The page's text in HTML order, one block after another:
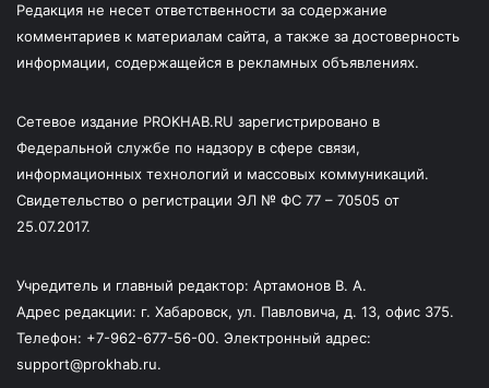
Редакция не несет ответственности за содержание
комментариев к материалам сайта, а также за достоверность
информации, содержащейся в рекламных объявлениях.
Сетевое издание PROKHAB.RU зарегистрировано в
Федеральной службе по надзору в сфере связи,
информационных технологий и массовых коммуникаций.
Свидетельство о регистрации ЭЛ № ФС 77 – 70505 от
25.07.2017.
Учредитель и главный редактор: Артамонов В. А.
Адрес редакции: г. Хабаровск, ул. Павловича, д. 13, офис 375.
Телефон: +7-962-677-56-00. Электронный адрес:
support@prokhab.ru.